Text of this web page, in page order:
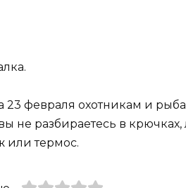
23 февраля охотникам и
не разбираетесь в крючках,
или термос.